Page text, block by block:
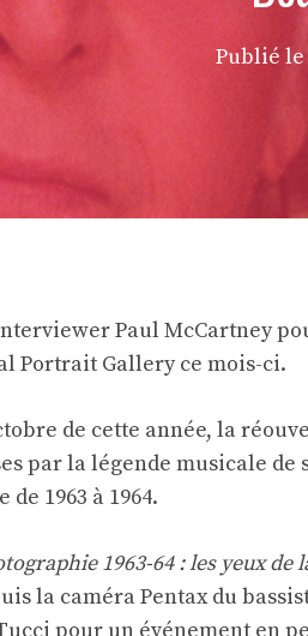
Publié le
Paul McCartney
Portrait Gallery ce mois-ci.
de cette année, la
par la légende musicale de
1963 à 1964.
1963-64 : les yeux de
la caméra Pentax du